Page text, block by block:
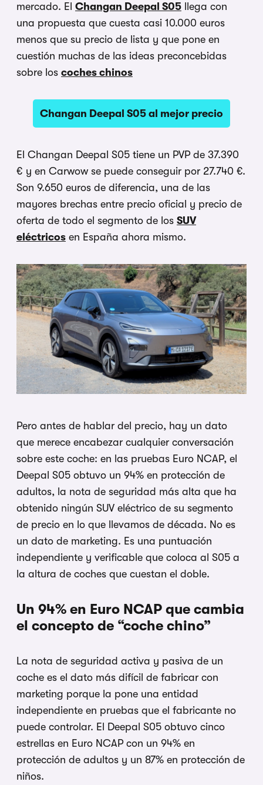
mercado. El Changan Deepal S05 llega con
una propuesta que cuesta casi 10.000 euros
menos que su precio de lista y que pone en
cuestión muchas de las ideas preconcebidas
sobre los coches chinos
Changan Deepal S05 al mejor precio
El Changan Deepal S05 tiene un PVP de 37.390
€ y en Carwow se puede conseguir por 27.740 €.
Son 9.650 euros de diferencia, una de las
mayores brechas entre precio oficial y precio de
oferta de todo el segmento de los SUV
eléctricos en España ahora mismo.
Pero antes de hablar del precio, hay un dato
que merece encabezar cualquier conversación
sobre este coche: en las pruebas Euro NCAP, el
Deepal S05 obtuvo un 94% en protección de
adultos, la nota de seguridad más alta que ha
obtenido ningún SUV eléctrico de su segmento
de precio en lo que llevamos de década. No es
un dato de marketing. Es una puntuación
independiente y verificable que coloca al S05 a
la altura de coches que cuestan el doble.
Un 94% en Euro NCAP que cambia
el concepto de “coche chino”
La nota de seguridad activa y pasiva de un
coche es el dato más difícil de fabricar con
marketing porque la pone una entidad
independiente en pruebas que el fabricante no
puede controlar. El Deepal S05 obtuvo cinco
estrellas en Euro NCAP con un 94% en
protección de adultos y un 87% en protección de
niños.